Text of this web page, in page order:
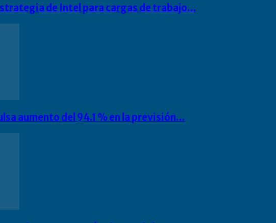
de Intel para cargas de trabajo…
aumento del 94.1 % en la previsión…